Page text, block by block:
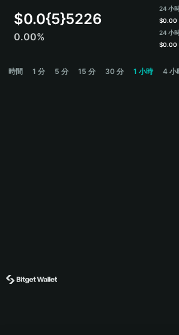
Español
$0.0{5}5226
0.00%
24 小
$0.00
24 小
$0.00
時間 1 分 5 分 15 分 30 分 1 小時 4 小